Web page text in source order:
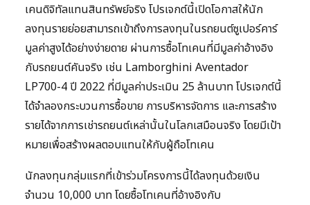
เคนดิจิทัลแทนสินทรัพย์จริง โปรเจกต์นี้เปิดโอกาสให้นัก
ลงทุนรายย่อยสามารถเข้าถึงการลงทุนในรถยนต์ซูเปอร์คาร์
มูลค่าสูงได้อย่างง่ายดาย ผ่านการซื้อโทเคนที่มีมูลค่าอ้างอิง
กับรถยนต์คันจริง เช่น Lamborghini Aventador
LP700-4 ปี 2022 ที่มีมูลค่าประเมิน 25 ล้านบาท โปรเจกต์นี้
ได้จำลองกระบวนการซื้อขาย การบริหารจัดการ และการสร้าง
รายได้จากการเช่ารถยนต์เหล่านั้นในโลกเสมือนจริง โดยมีเป้า
หมายเพื่อสร้างผลตอบแทนให้กับผู้ถือโทเคน
นักลงทุนกลุ่มแรกที่เข้าร่วมโครงการนี้ได้ลงทุนด้วยเงิน
จำนวน 10,000 บาท โดยซื้อโทเคนที่อ้างอิงกับ